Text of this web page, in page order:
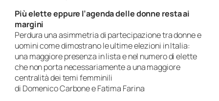
Più elette eppure l’agenda delle donne resta ai
margini
Perdura una asimmetria di partecipazione tra donne e
uomini come dimostrano le ultime elezioni in Italia:
una maggiore presenza in lista e nel numero di elette
che non porta necessariamente a una maggiore
centralità dei temi femminili
di Domenico Carbone e Fatima Farina